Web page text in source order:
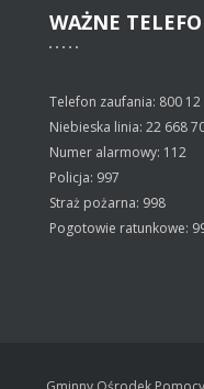
WAŻNE
Telefon zaufania: 800 12
Niebieska linia: 22 668
Numer alarmowy: 112
Policja: 997
Straż pożarna: 998
Pogotowie ratunkowe: